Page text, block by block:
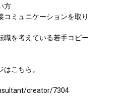
⽅
コミュニケーションを取り
職を考えている若⼿コピー
こちら。
creator/7304